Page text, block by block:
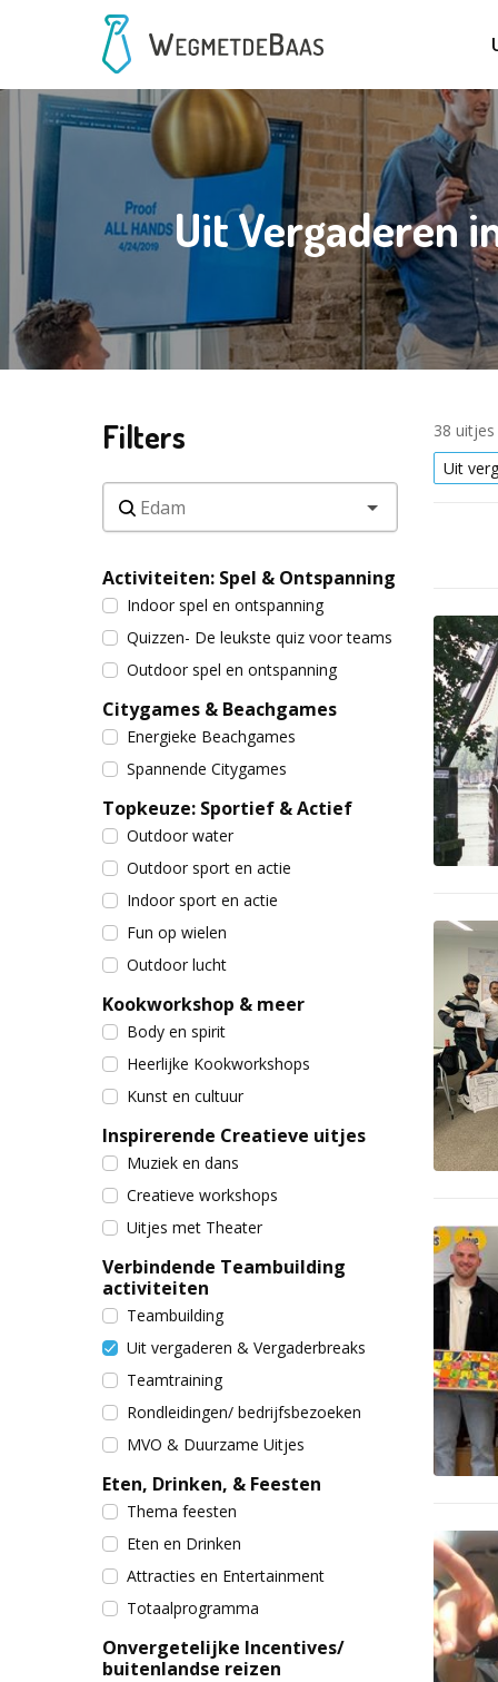
Uit Vergaderen
Filters
Activiteiten: Spel & Ontspanning
Indoor spel en ontspanning
Quizzen- De leukste quiz voor teams
Outdoor spel en ontspanning
Citygames & Beachgames
Energieke Beachgames
Spannende Citygames
Topkeuze: Sportief & Actief
Outdoor water
Outdoor sport en actie
Indoor sport en actie
Fun op wielen
Outdoor lucht
Kookworkshop & meer
Body en spirit
Heerlijke Kookworkshops
Kunst en cultuur
Inspirerende Creatieve uitjes
Muziek en dans
Creatieve workshops
Uitjes met Theater
Verbindende Teambuilding
activiteiten
Teambuilding
Uit vergaderen & Vergaderbreaks
Teamtraining
Rondleidingen/ bedrijfsbezoeken
MVO & Duurzame Uitjes
Eten, Drinken, & Feesten
Thema feesten
Eten en Drinken
Attracties en Entertainment
Totaalprogramma
Onvergetelijke Incentives/
buitenlandse reizen
38
Uit